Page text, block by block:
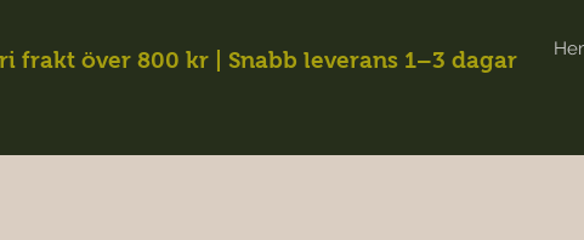
frakt över 800 kr | Snabb leverans 1–3 dagar